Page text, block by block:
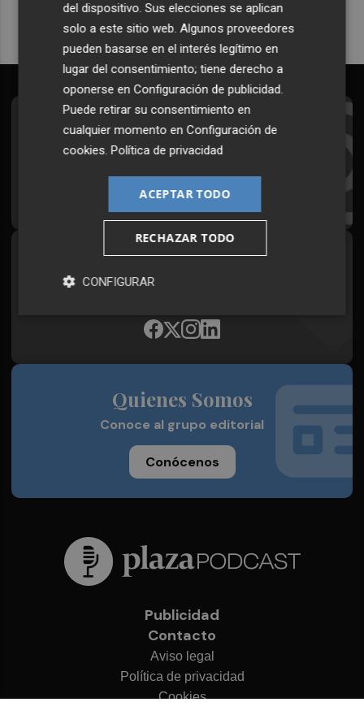
Suscríbete al Boletín
Todos los días a primera hora en tu email
¡Quiero suscribirme!
Síguenos en redes
Plaza Podcast, desde cualquier medio
Quienes Somos
Conoce al grupo editorial
Conócenos
Publicidad
Contacto
Aviso legal
Política de privacidad
Cookies
del dispositivo. Sus elecciones se aplican
solo a este sitio web. Algunos proveedores
pueden basarse en el interés legítimo en
lugar del consentimiento; tiene derecho a
oponerse enConfiguración de publicidad.
Puede retirar su consentimiento en
cualquier momento enConfiguración de
cookies.Política de privacidad
ACEPTAR TODO
RECHAZAR TODO
CONFIGURAR